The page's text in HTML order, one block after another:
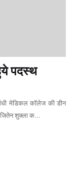
पदस्थ
मेडिकल कॉलेज की डीन
जितेन शुक्ला क…